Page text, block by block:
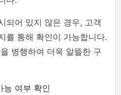
되어 있지 않은 경우, 고객
를 통해 확인이 가능합니다.
병행하여 더욱 알뜰한 구
능 여부 확인